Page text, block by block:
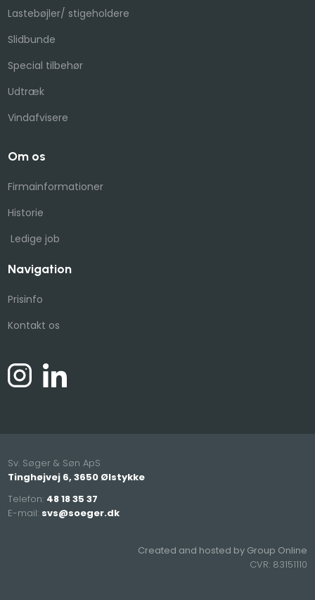
​Lastebøjler/ stigeholdere​
Slidbunde
Special tilbehør
Udtræk
Vindafvisere
Om os
Firmainformationer
Historie
Ledige job​
Navigation
Prisinfo
Kontakt os
Sv. Søger & Søn ApS
Tinghøjvej 6, 3650 Ølstykke
Telefon: 48 18 35 37
E-mail: svs@soeger.dk​
Created and hosted by Group Online
CVR:​ 83151110